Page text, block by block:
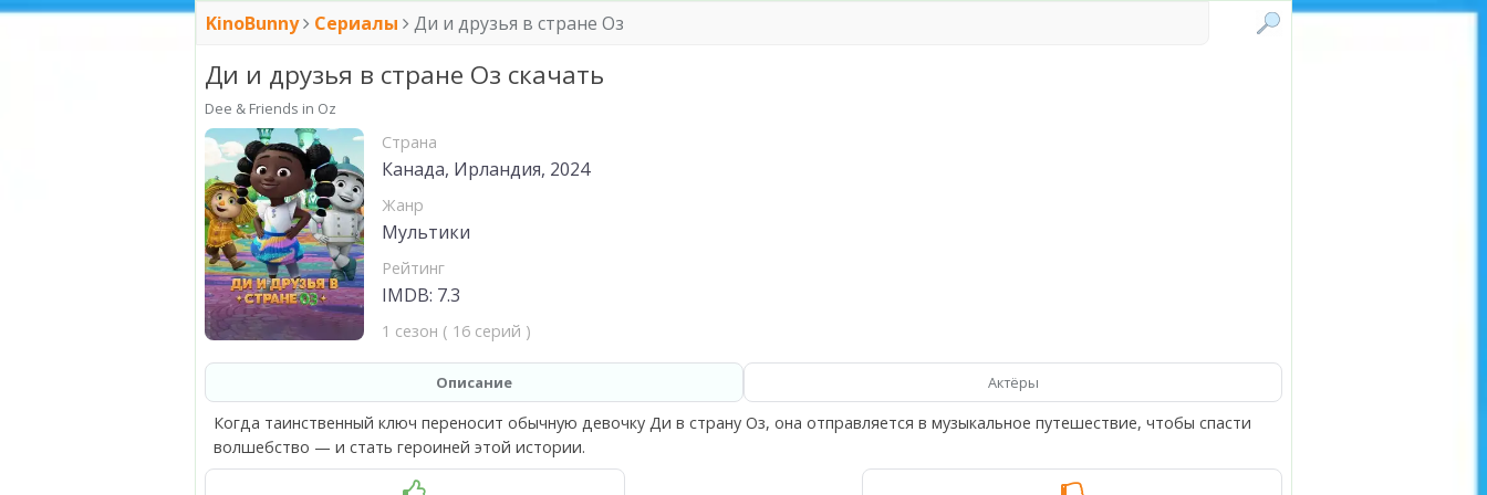
KinoBunny Сериалы Ди и друзья в стране Оз
Ди и друзья в стране Оз скачать
Dee & Friends in Oz
Страна
Канада, Ирландия, 2024
Жанр
Мультики
Рейтинг
IMDB: 7.3
1 сезон ( 16 серий )
Описание Актёры
Когда таинственный ключ переносит обычную девочку Ди в страну Оз, она отправляется в музыкальное путешествие, чтобы спасти
волшебство — и стать героиней этой истории.